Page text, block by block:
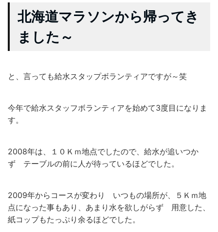
北海道マラソンから帰ってき
ました～
と、言っても給水スタップボランティアですが～笑
今年で給水スタッフボランティアを始めて3度目になりま
す。
2008年は、１０Ｋｍ地点でしたので、給水が追いつか
ず テーブルの前に人が待っているほどでした。
2009年からコースが変わり いつもの場所が、５Ｋｍ地
点になった事もあり、あまり水を欲しがらず 用意した、
紙コップもたっぷり余るほどでした。